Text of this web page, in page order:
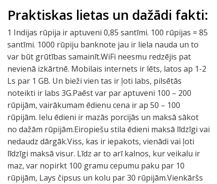
Praktiskas lietas un dažādi fakti:
1 Indijas rūpija ir aptuveni 0,85 santīmi. 100 rūpijas = 85
santīmi. 1000 rūpiju banknote jau ir liela nauda un to
var būt grūtības samainīt.WiFi neesmu redzējis pat
nevienā izkārtnē. Mobilais internets ir lēts, latos ap 1-2
Ls par 1 GB. Un bieži vien tas ir ļoti labs, pilsētās
noteikti ir labs 3G.Paēst var par aptuveni 100 – 200
rūpijām, vairākumam ēdienu cena ir ap 50 – 100
rūpijām. Ielu ēdieni ir mazās porcijās un maksā sākot
no dažām rūpijām.Eiropiešu stila ēdieni maksā līdzīgi vai
nedaudz dārgāk.Viss, kas ir iepakots, vienādi vai ļoti
līdzīgi maksā visur. Līdz ar to arī kalnos, kur veikalu ir
maz, var nopirkt 100 gramu cepumu paku par 10
rūpijām, Lays čipsus un kolu par 30 rūpijām.Vienkāršs